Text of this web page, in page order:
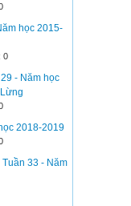
học 2015-
0
- Năm học
2018-2019
33 - Năm